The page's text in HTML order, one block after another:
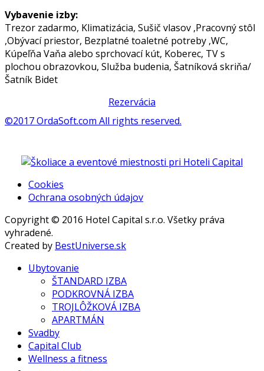
Vybavenie izby:
Trezor zadarmo, Klimatizácia, Sušič vlasov ,Pracovný stôl
,Obývací priestor, Bezplatné toaletné potreby ,WC,
Kúpeľňa Vaňa alebo sprchovací kút, Koberec, TV s
plochou obrazovkou, Služba budenia, Šatníková skriňa/
Šatník Bidet
Rezervácia
©2017 OrdaSoft.com All rights reserved.
Cookies
Ochrana osobných údajov
Copyright © 2016 Hotel Capital s.r.o. Všetky práva
vyhradené.
Created by BestUniverse.sk
Ubytovanie
ŠTANDARD IZBA
PODKROVNÁ IZBA
TROJLÔŽKOVÁ IZBA
APARTMÁN
Svadby
Capital Club
Wellness a fitness